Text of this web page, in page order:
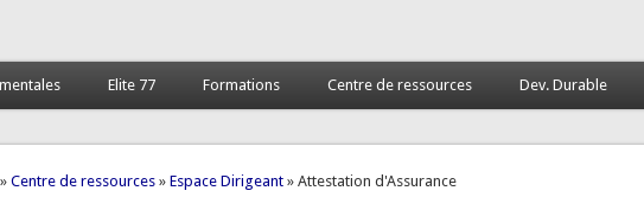
Elite 77 Formations Centre de ressources Dev. Durable
ici
»Centre de ressources »Espace Dirigeant » Attestation d'Assurance